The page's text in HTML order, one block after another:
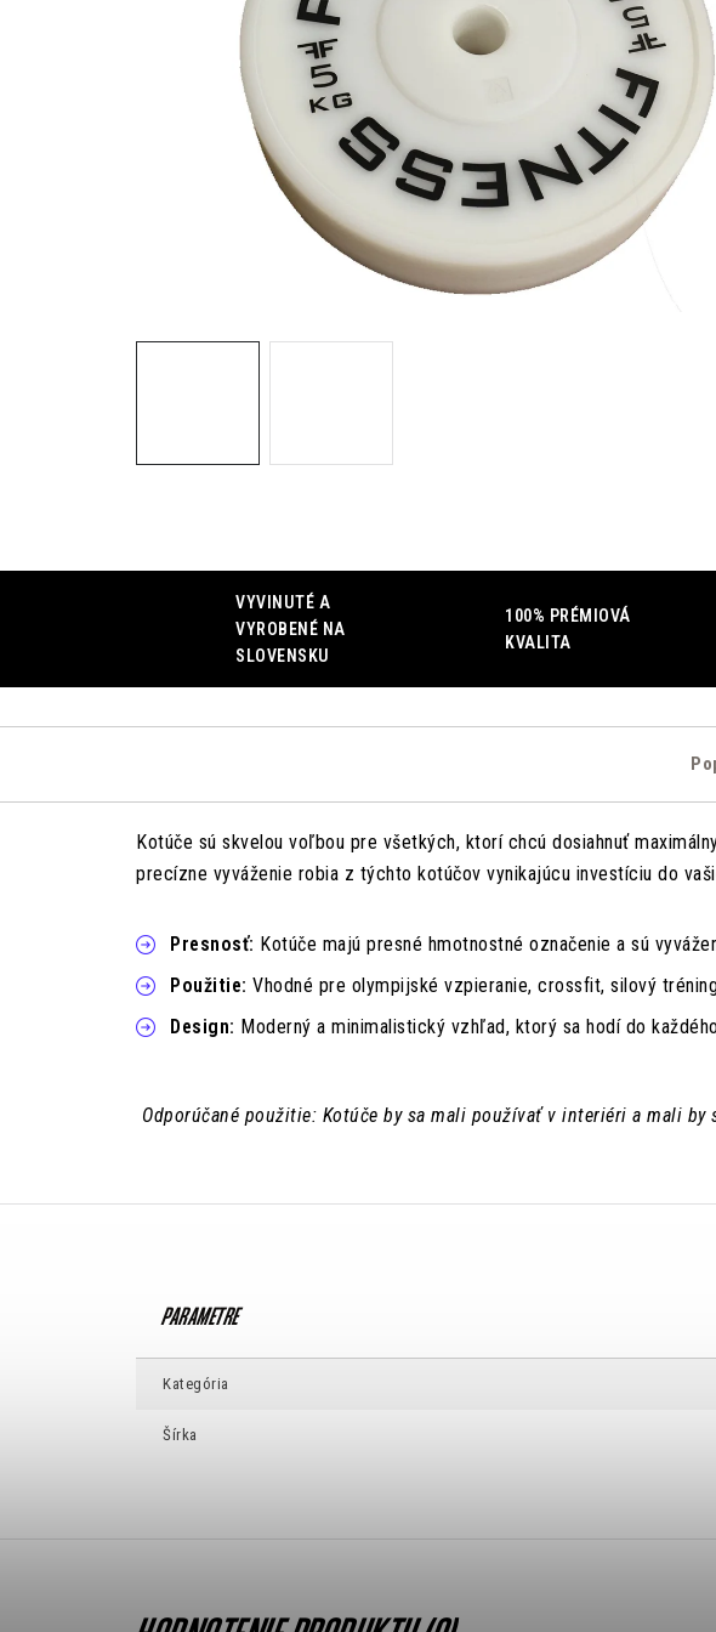
VYVINUTÉ A
VYROBENÉ NA
SLOVENSKU
100% PRÉMIOVÁ
KVALITA
Kotúče sú skvelou voľbou pre všetkých, ktorí chcú dosiahnuť
precízne vyváženie robia z týchto kotúčov vynikajúcu investíciu do
Presnosť: Kotúče majú presné hmotnostné označenie a sú
Použitie: Vhodné pre olympijské vzpieranie, crossfit, silový
Design: Moderný a minimalistický vzhľad, ktorý sa hodí do
Odporúčané použitie: Kotúče by sa mali používať v interiéri a mali
Kategória
Šírka